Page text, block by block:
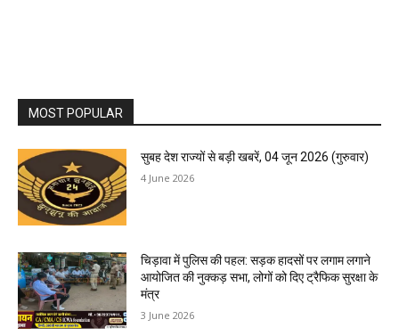
MOST POPULAR
सुबह देश राज्यों से बड़ी खबरें, 04 जून 2026 (गुरुवार)
4 June 2026
चिड़ावा में पुलिस की पहल: सड़क हादसों पर लगाम लगाने
आयोजित की नुक्कड़ सभा, लोगों को दिए ट्रैफिक सुरक्षा के
मंत्र
3 June 2026